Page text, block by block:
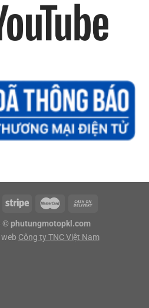
© phutungmotopkl.com
Công ty TNC Việt Nam